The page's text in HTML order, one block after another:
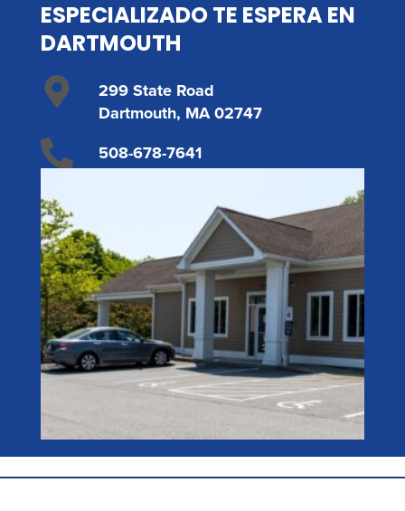
BayCoast Insurance
Sucursales
Buscar
Español
English
Português
ESPECIALIZADO TE ESPERA EN
DARTMOUTH
299 State Road
Dartmouth, MA 02747
508-678-7641
VER HORARIOS. VER TODAS LAS UBICACIONES